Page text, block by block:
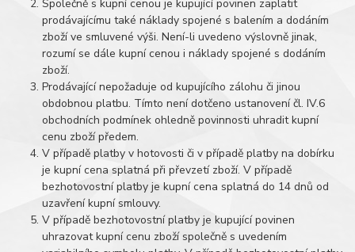
Společně s kupní cenou je kupující povinen zaplatit
prodávajícímu také náklady spojené s balením a dodáním
zboží ve smluvené výši. Není-li uvedeno výslovně jinak,
rozumí se dále kupní cenou i náklady spojené s dodáním
zboží.
Prodávající nepožaduje od kupujícího zálohu či jinou
obdobnou platbu. Tímto není dotčeno ustanovení čl. IV.6
obchodních podmínek ohledně povinnosti uhradit kupní
cenu zboží předem.
V případě platby v hotovosti či v případě platby na dobírku
je kupní cena splatná při převzetí zboží. V případě
bezhotovostní platby je kupní cena splatná do 14 dnů od
uzavření kupní smlouvy.
V případě bezhotovostní platby je kupující povinen
uhrazovat kupní cenu zboží společně s uvedením